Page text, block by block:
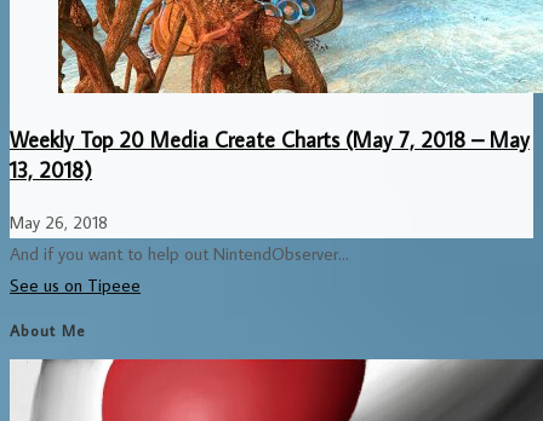
Weekly Top 20 Media Create Charts (May 7, 2018 – May
13, 2018)
May 26, 2018
And if you want to help out NintendObserver...
See us on Tipeee
About Me